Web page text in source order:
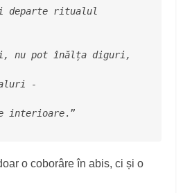
departe ritualul
nu pot înălța diguri,
-
interioare.”
o coborâre în abis, ci și o